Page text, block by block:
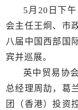
5月20日下
会主任王炯、市
八届中国西部国
宾并巡展。
英中贸易协
总经理周劼，葛
团（香港）投资